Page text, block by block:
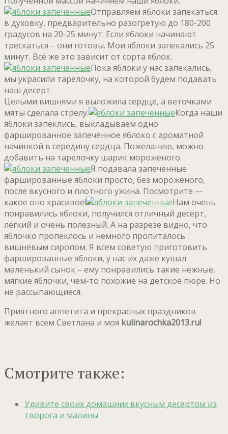
Отправляем яблоки запекаться
в духовку, предварительно разогретую до 180-200
градусов на 20-25 минут. Если яблоки начинают
трескаться – они готовы. Мои яблоки запекались 25
минут. Всё же это зависит от сорта яблок.
Пока яблоки у нас запекались,
мы украсили тарелочку, на которой будем подавать
наш десерт.
Целыми вишнями я выложила сердце, а веточками
мяты сделала стрелу.
Когда наши
яблоки запеклись, выкладываем одно
фаршированное запечённое яблоко с ароматной
начинкой в середину сердца. Пожеланию, можно
добавить на тарелочку шарик мороженого.
Я подавала запечённые
фаршированные яблоки просто, без мороженого,
после вкусного и плотного ужина. Посмотрите —
какое оно красивое!
Нам очень
понравились яблоки, получился отличный десерт,
лёгкий и очень полезный. А на разрезе видно, что
яблочко пропеклось и немного пропиталось
вишнёвым сиропом. Я всем советую приготовить
фаршированные яблоки, у нас их даже кушал
маленький сынок – ему понравились такие нежные,
мягкие яблочки, чем-то похожие на детское пюре. Но
не рассыпающиеся.
Приятного аппетита и прекрасных праздников
желает всем Светлана и моя kulinarochka2013.ru!
Смотрите также:
Удивите своих домашних вкусным десертом из
творога и малины